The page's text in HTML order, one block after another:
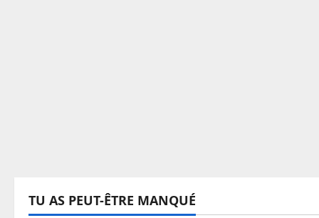
TU AS PEUT-ÊTRE MANQUÉ